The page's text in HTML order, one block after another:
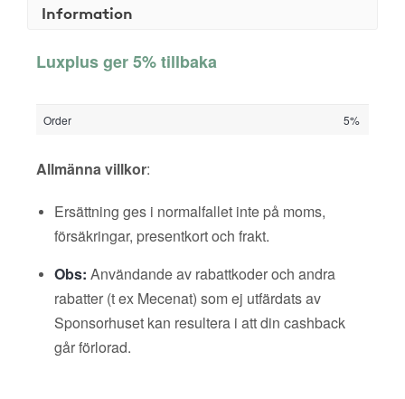
Information
Luxplus ger 5% tillbaka
Order 5%
Allmänna villkor:
Ersättning ges i normalfallet inte på moms,
försäkringar, presentkort och frakt.
Obs: Användande av rabattkoder och andra
rabatter (t ex Mecenat) som ej utfärdats av
Sponsorhuset kan resultera i att din cashback
går förlorad.